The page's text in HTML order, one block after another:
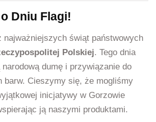
Dniu Flagi!
świąt państwowych
Polskiej. Tego dnia
dumę i przywiązanie do
barw. Cieszymy się, że mogliśmy
inicjatywy w Gorzowie
ją naszymi produktami.